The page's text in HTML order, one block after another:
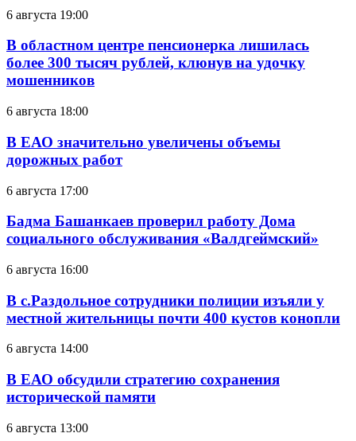
6 августа 19:00
В областном центре пенсионерка лишилась
более 300 тысяч рублей, клюнув на удочку
мошенников
6 августа 18:00
В ЕАО значительно увеличены объемы
дорожных работ
6 августа 17:00
Бадма Башанкаев проверил работу Дома
социального обслуживания «Валдгеймский»
6 августа 16:00
В с.Раздольное сотрудники полиции изъяли у
местной жительницы почти 400 кустов конопли
6 августа 14:00
В ЕАО обсудили стратегию сохранения
исторической памяти
6 августа 13:00